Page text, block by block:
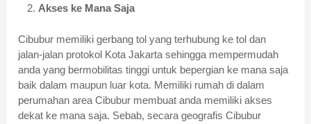
Akses ke Mana Saja
Cibubur memiliki gerbang tol yang terhubung ke tol dan
jalan-jalan protokol Kota Jakarta sehingga mempermudah
anda yang bermobilitas tinggi untuk bepergian ke mana saja
baik dalam maupun luar kota. Memiliki rumah di dalam
perumahan area Cibubur membuat anda memiliki akses
dekat ke mana saja. Sebab, secara geografis Cibubur